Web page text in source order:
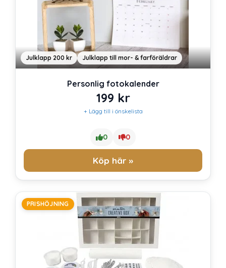
Julklapp 200 kr Julklapp till mor- & farföräldrar
Personlig fotokalender
199 kr
+ Lägg till i önskelista
0 0
Köp här »
PRISHÖJNING